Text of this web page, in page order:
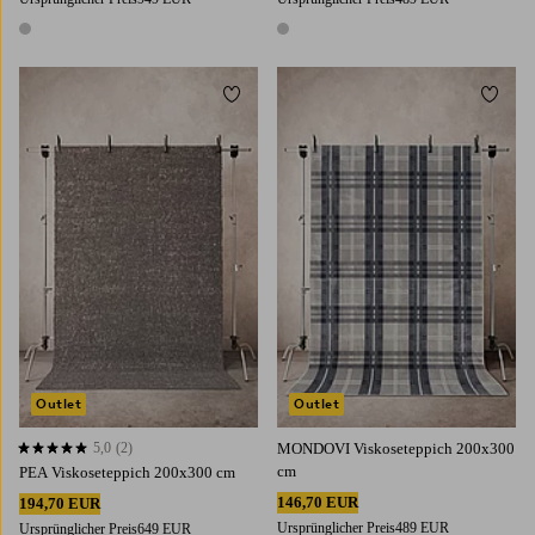
1 Farbe 1 Farbe
PEA Viskoseteppich 200x300 cm
194,70 EUR
Ursprünglicher Preis649 EUR
5,0 basierend auf 2 Bewertungen
5,0 (2)
Outlet
Zu Favoriten hinzufügen
MONDOVI Viskoseteppich 200x300
cm
146,70 EUR
Ursprünglicher Preis489 EUR
Outlet
Zu